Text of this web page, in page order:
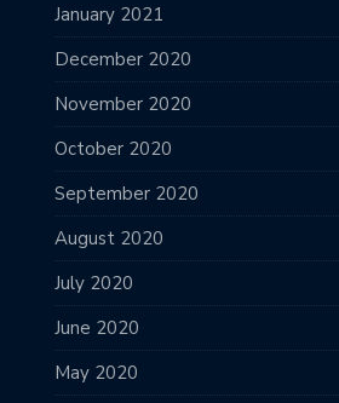
January 2021
December 2020
November 2020
October 2020
September 2020
August 2020
July 2020
June 2020
May 2020